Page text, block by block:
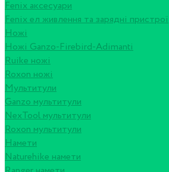
Fenix аксесуари
Fenix ел живлення та зарядні пристрої
Ножі
Ножі Ganzo-Firebird-Adimanti
Ruike ножі
Roxon ножi
Мультитули
Ganzo мультитули
NexTool мультитули
Roxon мультитули
Намети
Naturehike намети